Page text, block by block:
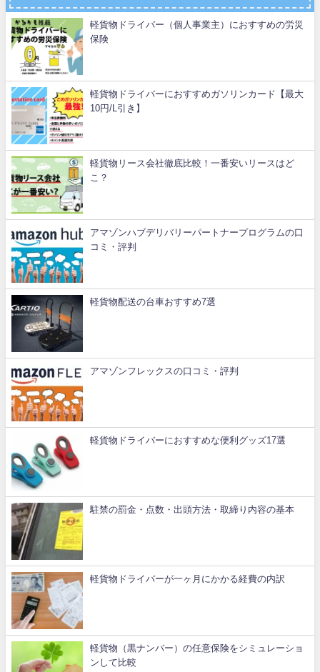
軽貨物ドライバー（個人事業主）におすすめの労災
保険
軽貨物ドライバーにおすすめガソリンカード【最大
10円/L引き】
軽貨物リース会社徹底比較！一番安いリースはど
こ？
アマゾンハブデリバリーパートナープログラムの口
コミ・評判
軽貨物配送の台車おすすめ7選
アマゾンフレックスの口コミ・評判
軽貨物ドライバーにおすすめな便利グッズ17選
駐禁の罰金・点数・出頭方法・取締り内容の基本
軽貨物ドライバーが一ヶ月にかかる経費の内訳
軽貨物（黒ナンバー）の任意保険をシミュレーショ
ンして比較